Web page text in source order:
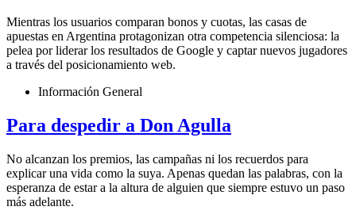
Mientras los usuarios comparan bonos y cuotas, las casas de
apuestas en Argentina protagonizan otra competencia silenciosa: la
pelea por liderar los resultados de Google y captar nuevos jugadores
a través del posicionamiento web.
Información General
Para despedir a Don Agulla
No alcanzan los premios, las campañas ni los recuerdos para
explicar una vida como la suya. Apenas quedan las palabras, con la
esperanza de estar a la altura de alguien que siempre estuvo un paso
más adelante.